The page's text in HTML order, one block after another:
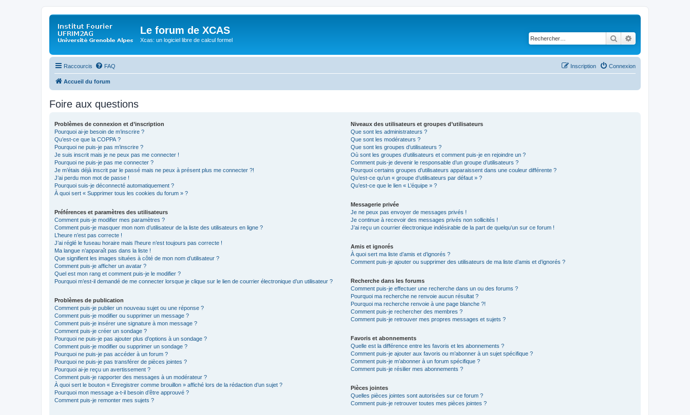
Le forum de XCAS
Xcas: un logiciel libre de calcul formel Rechercher
Raccourcis FAQ Connexion
Inscription
Accueil du forum
Foire aux questions
Problèmes de connexion et d’inscription
Pourquoi ai-je besoin de m’inscrire ?
Qu’est-ce que la COPPA ?
Pourquoi ne puis-je pas m’inscrire ?
Je suis inscrit mais je ne peux pas me connecter !
Pourquoi ne puis-je pas me connecter ?
Je m’étais déjà inscrit par le passé mais ne peux à présent plus me connecter ?!
J’ai perdu mon mot de passe !
Pourquoi suis-je déconnecté automatiquement ?
À quoi sert « Supprimer tous les cookies du forum » ?
Préférences et paramètres des utilisateurs
Comment puis-je modifier mes paramètres ?
Comment puis-je masquer mon nom d’utilisateur de la liste des utilisateurs en ligne ?
L’heure n’est pas correcte !
J’ai réglé le fuseau horaire mais l’heure n’est toujours pas correcte !
Ma langue n’apparaît pas dans la liste !
Que signifient les images situées à côté de mon nom d’utilisateur ?
Comment puis-je afficher un avatar ?
Quel est mon rang et comment puis-je le modifier ?
Pourquoi m’est-il demandé de me connecter lorsque je clique sur le lien de courrier électronique d’un utilisateur ?
Problèmes de publication
Comment puis-je publier un nouveau sujet ou une réponse ?
Comment puis-je modifier ou supprimer un message ?
Comment puis-je insérer une signature à mon message ?
Comment puis-je créer un sondage ?
Pourquoi ne puis-je pas ajouter plus d’options à un sondage ?
Comment puis-je modifier ou supprimer un sondage ?
Pourquoi ne puis-je pas accéder à un forum ?
Pourquoi ne puis-je pas transférer de pièces jointes ?
Pourquoi ai-je reçu un avertissement ?
Comment puis-je rapporter des messages à un modérateur ?
À quoi sert le bouton « Enregistrer comme brouillon » affiché lors de la rédaction d’un sujet ?
Pourquoi mon message a-t-il besoin d’être approuvé ?
Comment puis-je remonter mes sujets ?
Niveaux des utilisateurs et groupes d’utilisateurs
Que sont les administrateurs ?
Que sont les modérateurs ?
Que sont les groupes d’utilisateurs ?
Où sont les groupes d’utilisateurs et comment puis-je en rejoindre un ?
Comment puis-je devenir le responsable d’un groupe d’utilisateurs ?
Pourquoi certains groupes d’utilisateurs apparaissent dans une couleur différente ?
Qu’est-ce qu’un « groupe d’utilisateurs par défaut » ?
Qu’est-ce que le lien « L’équipe » ?
Messagerie privée
Je ne peux pas envoyer de messages privés !
Je continue à recevoir des messages privés non sollicités !
J’ai reçu un courrier électronique indésirable de la part de quelqu’un sur ce forum !
Amis et ignorés
À quoi sert ma liste d’amis et d’ignorés ?
Comment puis-je ajouter ou supprimer des utilisateurs de ma liste d’amis et d’ignorés ?
Recherche dans les forums
Comment puis-je effectuer une recherche dans un ou des forums ?
Pourquoi ma recherche ne renvoie aucun résultat ?
Pourquoi ma recherche renvoie à une page blanche ?!
Comment puis-je rechercher des membres ?
Comment puis-je retrouver mes propres messages et sujets ?
Favoris et abonnements
Quelle est la différence entre les favoris et les abonnements ?
Comment puis-je ajouter aux favoris ou m’abonner à un sujet spécifique ?
Comment puis-je m’abonner à un forum spécifique ?
Comment puis-je résilier mes abonnements ?
Pièces jointes
Quelles pièces jointes sont autorisées sur ce forum ?
Comment puis-je retrouver toutes mes pièces jointes ?